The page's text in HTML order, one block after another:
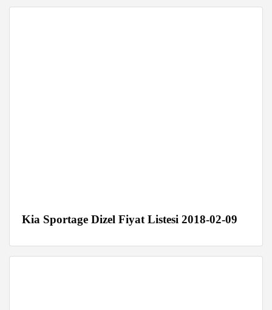
Kia Sportage Dizel Fiyat Listesi 2018-02-09